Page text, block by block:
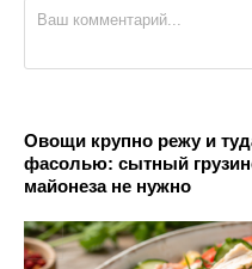
Овощи крупно режу и
фасолью: сытный
майонеза не нужно